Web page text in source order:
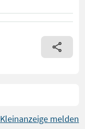
Kleinanzeige melden